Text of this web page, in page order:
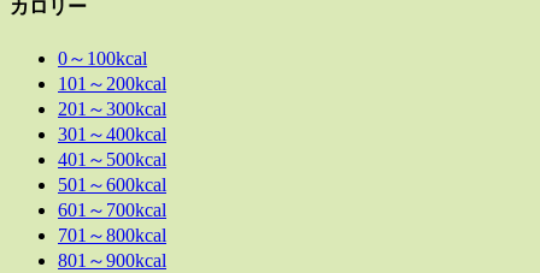
カロリー
0～100kcal
101～200kcal
201～300kcal
301～400kcal
401～500kcal
501～600kcal
601～700kcal
701～800kcal
801～900kcal